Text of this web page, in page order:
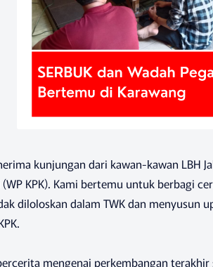
kunjungan dari kawan-kawan LBH
KPK). Kami bertemu untuk berbagi
diloloskan dalam TWK dan menyusun
mengenai perkembangan